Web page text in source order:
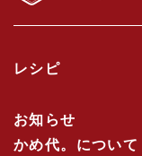
レシピ
お知らせ
かめ代。について